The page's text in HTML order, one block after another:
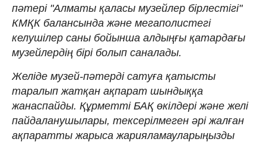
пәтері "Алматы қаласы музейлер бірлестігі"
КМҚК балансында және мегаполистегі
келушілер саны бойынша алдыңғы қатардағы
музейлердің бірі болып саналады.
Желіде музей-пәтерді сатуға қатысты
таралып жатқан ақпарат шындыққа
жанаспайды. Құрметті БАҚ өкілдері және желі
пайдаланушылары, тексерілмеген әрі жалған
ақпаратты жарыса жарияламауларыңызды